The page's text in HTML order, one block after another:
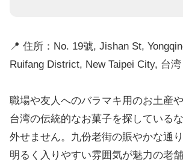
📍 住所：No. 19號, Jishan St,
Ruifang District, New Taipei City, 台湾
職場や友人へのバラマキ用のお土産
台湾の伝統的なお菓子を探している
外せません。九份老街の賑やかな通り
明るく入りやすい雰囲気が魅力の老